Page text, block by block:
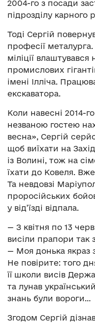
2004-го з посади
підрозділу карного
Тоді Сергій
професії
міліції
промислових
імені Ілліча.
екскаватора.
Коли навесні 2014-
незваною гостею
весна», Сергій
щоб виїхати на
із Волині, тож на
їхати до Ковеля.
Та невдовзі
проросійських
у від’їзді відпала.
— З квітня по 13
висіли прапори так
— Моя донька якраз
Не повірите: того
її школи висів
та лунав
знань були вороги…
Згодом Сергій